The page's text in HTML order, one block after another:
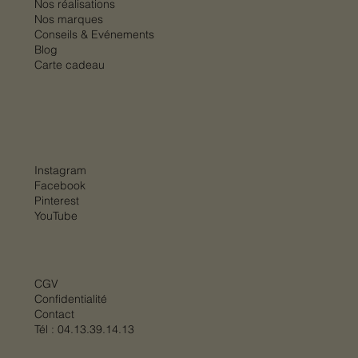
Nos réalisations
Nos marques
Conseils & Evénements
Blog
Carte cadeau
CGV
Confidentialité
Contact
Tél : 04.13.39.14.13
Instagram
Facebook
Pinterest
YouTube